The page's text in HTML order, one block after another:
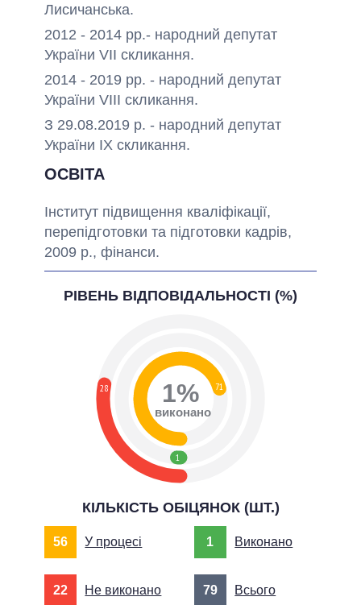
Лисичанська.
2012 - 2014 рр.- народний депутат
України VIІ скликання.
2014 - 2019 рр. - народний депутат
України VIII скликання.
З 29.08.2019 р. - народний депутат
України ІХ скликання.
ОСВІТА
Інститут підвищення кваліфікації,
перепідготовки та підготовки кадрів,
2009 р., фінанси.
РІВЕНЬ ВІДПОВІДАЛЬНОСТІ (%)
28
1
71
1%
виконано
КІЛЬКІСТЬ ОБІЦЯНОК (ШТ.)
56 У процесі 1 Виконано
22 Не виконано 79 Всього